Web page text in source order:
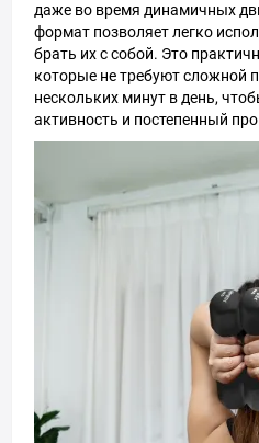
даже во время динамичных
формат позволяет легко
брать их с собой. Это
которые не требуют сложной
нескольких минут в день,
активность и постепенный